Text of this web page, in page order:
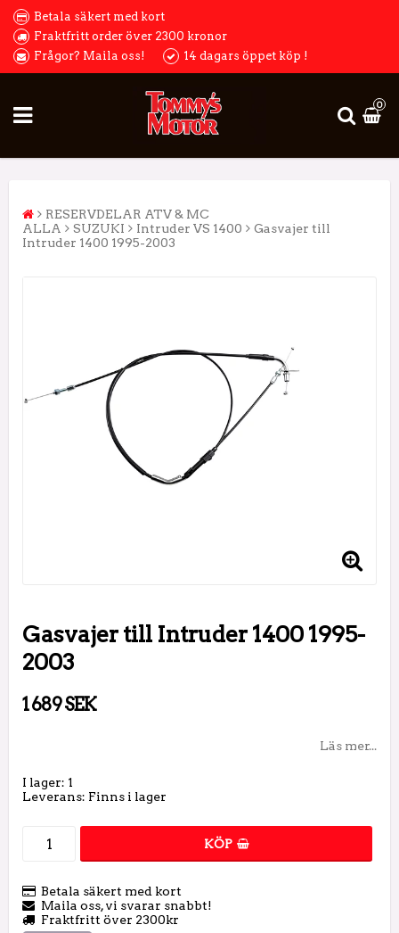
Betala säkert med kort
Fraktfritt order över 2300 kronor
Frågor? Maila oss!
14 dagars öppet köp !
0
RESERVDELAR ATV & MC
ALLA
SUZUKI Intruder VS 1400
Gasvajer till
Intruder 1400 1995-2003
Gasvajer till Intruder 1400 1995-
2003
1 689 SEK
Läs mer...
I lager: 1
Leverans: Finns i lager
KÖP
Betala säkert med kort
Maila oss, vi svarar snabbt!
Fraktfritt över 2300kr